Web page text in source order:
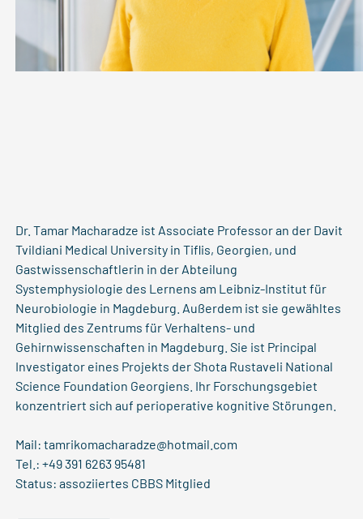
Dr. Tamar Macharadze ist Associate Professor an der Davit
Tvildiani Medical University in Tiflis, Georgien, und
Gastwissenschaftlerin in der Abteilung
Systemphysiologie des Lernens am Leibniz-Institut für
Neurobiologie in Magdeburg. Außerdem ist sie gewähltes
Mitglied des Zentrums für Verhaltens- und
Gehirnwissenschaften in Magdeburg. Sie ist Principal
Investigator eines Projekts der Shota Rustaveli National
Science Foundation Georgiens. Ihr Forschungsgebiet
konzentriert sich auf perioperative kognitive Störungen.
Mail:tamrikomacharadze@hotmail.com
Tel.: +49 391 6263 95481
Status: assoziiertes CBBS Mitglied